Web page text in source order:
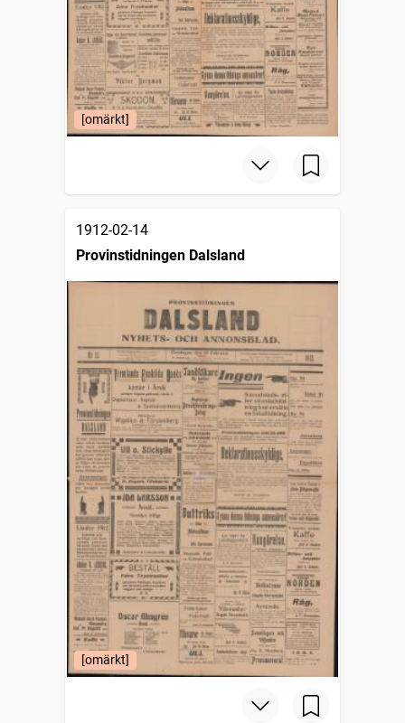
[omärkt]
1912-02-14
Provinstidningen Dalsland
[omärkt]